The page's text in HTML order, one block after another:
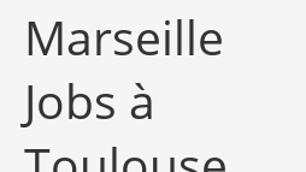
Marseille
Jobs à